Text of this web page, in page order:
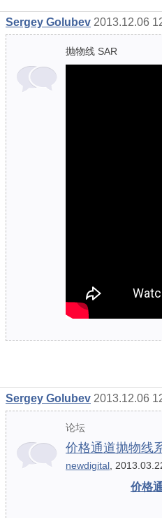
Sergey Golubev 2013.12.06
抛物线 SAR
Sergey Golubev 2013.12.06
论坛
价格通道抛物线
newdigital ,
价格